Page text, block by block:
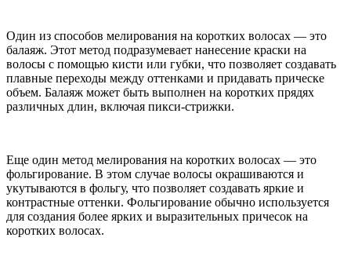
Один из способов мелирования на коротких волосах — это
балаяж. Этот метод подразумевает нанесение краски на
волосы с помощью кисти или губки, что позволяет создавать
плавные переходы между оттенками и придавать прическе
объем. Балаяж может быть выполнен на коротких прядях
различных длин, включая пикси-стрижки.
Еще один метод мелирования на коротких волосах — это
фольгирование. В этом случае волосы окрашиваются и
укутываются в фольгу, что позволяет создавать яркие и
контрастные оттенки. Фольгирование обычно используется
для создания более ярких и выразительных причесок на
коротких волосах.